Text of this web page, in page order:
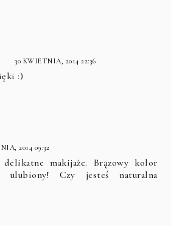
30 KWIETNIA, 2014 22:36
:)
2014 09:32
delikatne makijaże. Brązowy kolor
Czy jesteś naturalna